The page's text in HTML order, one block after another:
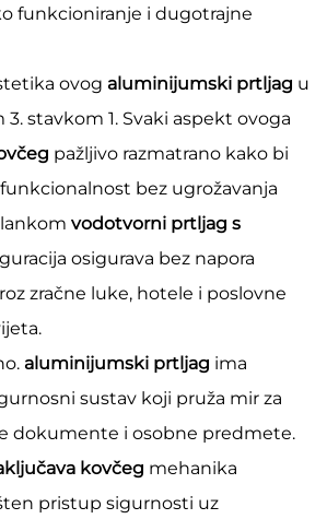
funkcioniranje i dugotrajne
ovog aluminijumski prtljag u
stavkom 1. Svaki aspekt ovoga
pažljivo razmatrano kako bi
bez ugrožavanja
vodotvorni prtljag s
osigurava bez napora
zračne luke, hotele i poslovne
aluminijumski prtljag ima
sustav koji pruža mir za
dokumente i osobne predmete.
kovčeg mehanika
pristup sigurnosti uz